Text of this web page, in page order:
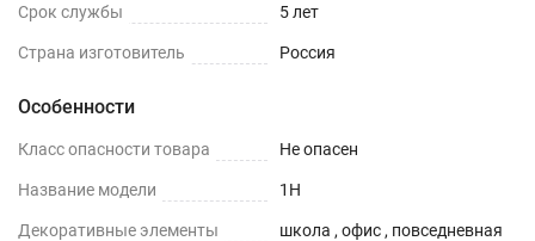
Срок службы 5 лет
Страна изготовитель Россия
Особенности
Класс опасности товара Не опасен
Название модели 1H
Декоративные элементы школа , офис , повседневная